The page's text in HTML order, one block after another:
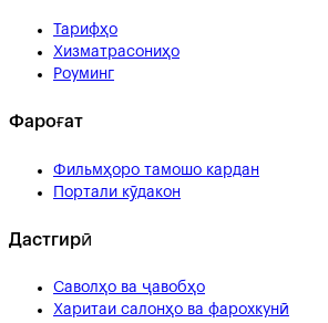
Тарифҳо
Хизматрасониҳо
Роуминг
Фароғат
Фильмҳоро тамошо кардан
Портали кӯдакон
Дастгирӣ
Саволҳо ва ҷавобҳо
Харитаи салонҳо ва фарохкунӣ